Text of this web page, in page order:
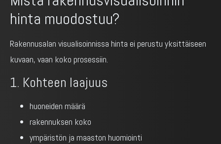
hinta muodostuu?
Rakennusalan visualisoinnissa hinta ei perustu yksittäiseen
kuvaan, vaan koko prosessiin.
1. Kohteen laajuus
huoneiden määrä
rakennuksen koko
ympäristön ja maaston huomiointi